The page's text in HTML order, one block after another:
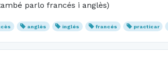
parlo francés i anglès)
anglès inglés francés practicar